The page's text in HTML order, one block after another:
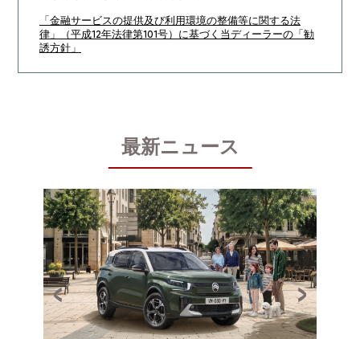
「金融サービスの提供及び利用環境の整備等に関する法
律」（平成12年法律第101号）に基づく当ディーラーの「勧
誘方針」
最新ニュース